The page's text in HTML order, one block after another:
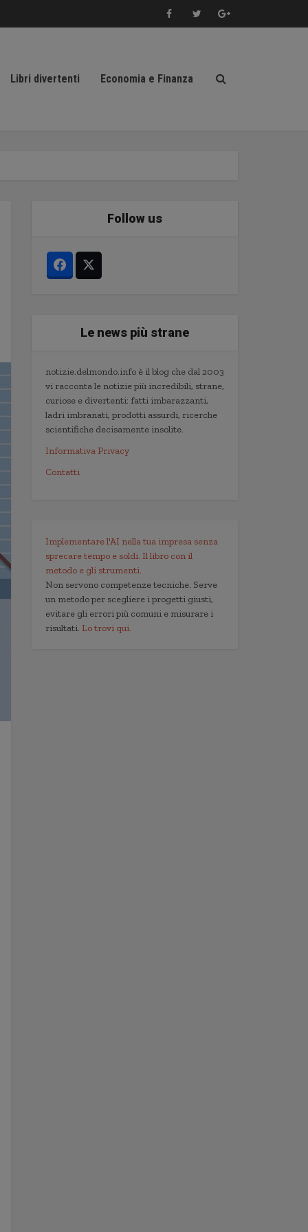
Libri divertenti Economia e Finanza
Follow us
Le news più strane
notizie.delmondo.info è il blog che dal 2003
vi racconta le notizie più incredibili, strane,
curiose e divertenti: fatti imbarazzanti,
ladri imbranati, prodotti assurdi, ricerche
scientifiche decisamente insolite.
Informativa Privacy
Contatti
Implementare l'AI nella tua impresa senza
sprecare tempo e soldi. Il libro con il
metodo e gli strumenti.
Non servono competenze tecniche. Serve
un metodo per scegliere i progetti giusti,
evitare gli errori più comuni e misurare i
risultati. Lo trovi qui.